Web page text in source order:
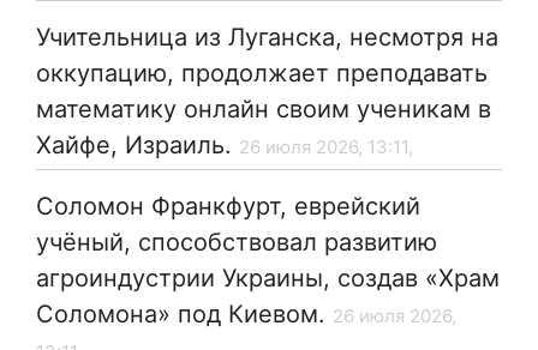
Учительница из Луганска, несмотря на
оккупацию, продолжает преподавать
математику онлайн своим ученикам в
Хайфе, Израиль. 26 июля 2026, 13:11,
Соломон Франкфурт, еврейский
учёный, способствовал развитию
агроиндустрии Украины, создав «Храм
Соломона» под Киевом. 26 июля 2026,